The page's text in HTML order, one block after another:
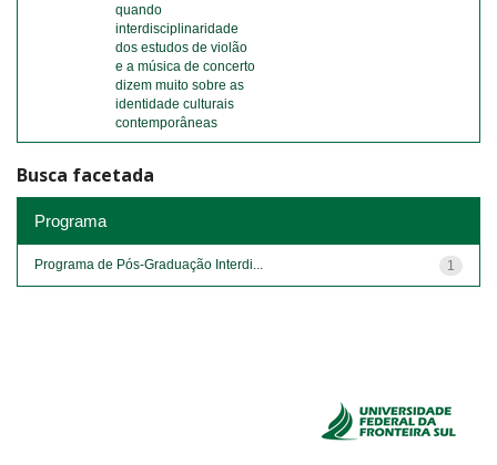
quando
interdisciplinaridade
dos estudos de violão
e a música de concerto
dizem muito sobre as
identidade culturais
contemporâneas
Busca facetada
Programa
1
Programa de Pós-Graduação Interdi...